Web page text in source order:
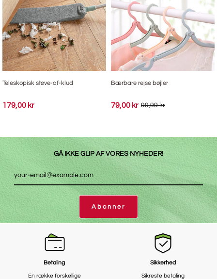
Teleskopisk støve-af-klud
179,00 kr
Bærbare rejse bøjler
79,00 kr 99,99 kr
GÅ IKKE GLIP AF VORES NYHEDER!
Abonner
Betaling
En række forskellige
Sikkerhed
Sikreste betaling